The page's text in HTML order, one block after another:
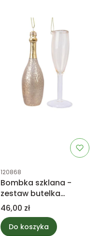
Kod produktu
120868
Bombka szklana -
zestaw butelka
szampana z kieliszkiem
Cena
46,00 zł
Do koszyka